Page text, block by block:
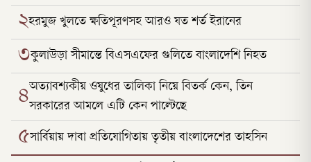
২হরমুজ খুলতে ক্ষতিপূরণসহ আরও যত শর্ত ইরানের
৩কুলাউড়া সীমান্তে বিএসএফের গুলিতে বাংলাদেশি নিহত
৪অত্যাবশ্যকীয় ওষুধের তালিকা নিয়ে বিতর্ক কেন, তিন
সরকারের আমলে এটি কেন পাল্টেছে
৫সার্বিয়ায় দাবা প্রতিযোগিতায় তৃতীয় বাংলাদেশের তাহসিন